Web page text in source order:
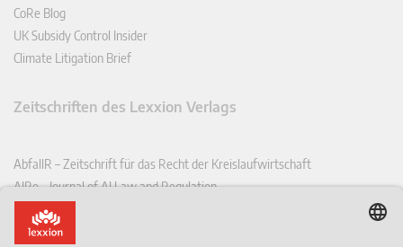
CoRe Blog
UK Subsidy Control Insider
Climate Litigation Brief
Zeitschriften des Lexxion Verlags
AbfallR – Zeitschrift für das Recht der Kreislaufwirtschaft
AIRe – Journal of AI Law and Regulation
CCLR – Carbon & Climate Law Review
CoRe – European Competition and Regulatory Law Review